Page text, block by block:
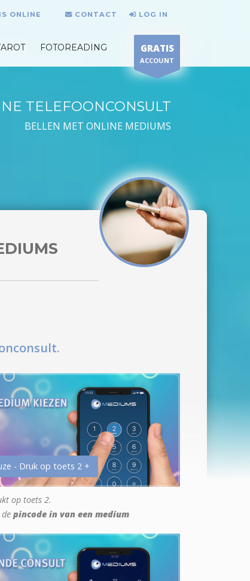
ONLINE CONTACT LOG IN
FOTOREADING GRATIS
ACCOUNT
TELEFOONCONSULT
BELLEN MET ONLINE MEDIUMS
- Druk op toets 2 +
op toets 2.
pincode in van een medium